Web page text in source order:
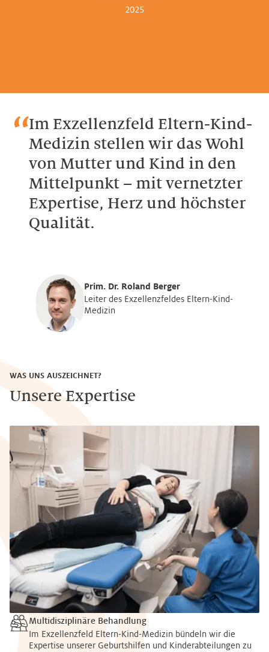
2025
Im Exzellenzfeld Eltern-Kind-
Medizin stellen wir das Wohl
von Mutter und Kind in den
Mittelpunkt – mit vernetzter
Expertise, Herz und höchster
Qualität.
Prim. Dr. Roland Berger
Leiter des Exzellenzfeldes Eltern-Kind-
Medizin
Multidisziplinäre Behandlung
Im Exzellenzfeld Eltern-Kind-Medizin bündeln wir die
Expertise unserer Geburtshilfen und Kinderabteilungen zu
WAS UNS AUSZEICHNET?
Unsere Expertise